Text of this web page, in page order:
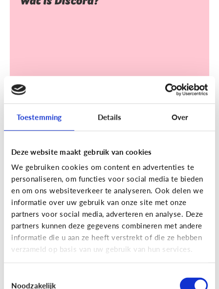
Toestemming Details Over
Deze website maakt gebruik van cookies
We gebruiken cookies om content en advertenties te
personaliseren, om functies voor social media te bieden
en om ons websiteverkeer te analyseren. Ook delen we
informatie over uw gebruik van onze site met onze
partners voor social media, adverteren en analyse. Deze
partners kunnen deze gegevens combineren met andere
informatie die u aan ze heeft verstrekt of die ze hebben
verzameld op basis van uw gebruik van hun services.
Noodzakelijk
[Klik & Print]Een account
aanmaken op TikTok? Doe de
TikTok check!
Ontdek de checklist!